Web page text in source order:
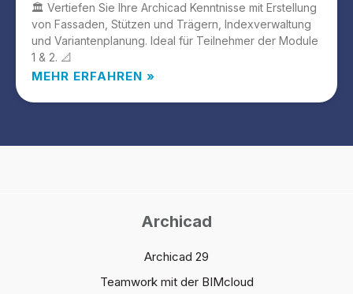
🏛️ Vertiefen Sie Ihre Archicad Kenntnisse mit Erstellung
von Fassaden, Stützen und Trägern, Indexverwaltung
und Variantenplanung. Ideal für Teilnehmer der Module
1 & 2. 📐
MEHR ERFAHREN »
Archicad
Archicad 29
Teamwork mit der BIMcloud